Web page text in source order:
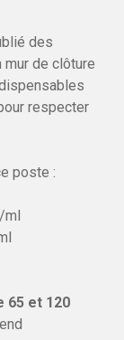
des
mur de clôture
respecter
poste :
65 et 120